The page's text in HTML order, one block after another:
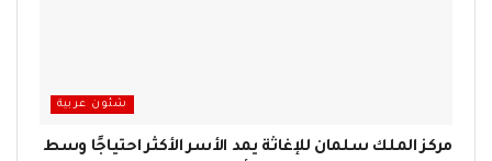
شئون عربية
مركز الملك سلمان للإغاثة يمد الأسر الأكثر احتياجًا وسط